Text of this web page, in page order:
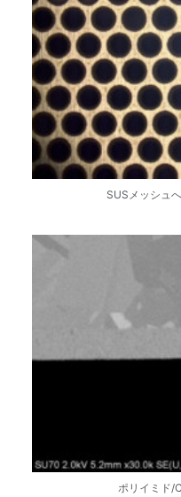
SUSメッシュ
ポリイミド